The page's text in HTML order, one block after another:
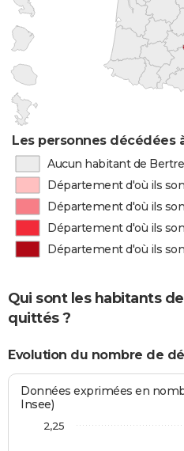
Les personnes décédées
Aucun habitant de
Département d'où ils
Département d'où ils
Département d'où ils
Département d'où ils
Qui sont les habitants
quittés ?
Evolution du nombre de
Données exprimées en
Insee)
2,25